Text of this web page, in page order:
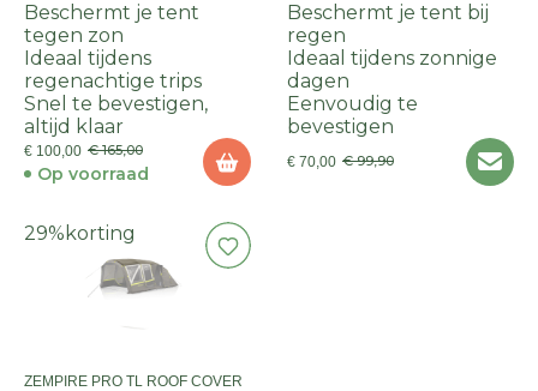
Beschermt je tent
tegen zon
Ideaal tijdens
regenachtige trips
Snel te bevestigen,
altijd klaar
€ 100,00 € 165,00
Op voorraad
Beschermt je tent bij
regen
Ideaal tijdens zonnige
dagen
Eenvoudig te
bevestigen
€ 70,00 € 99,90
29% korting
ZEMPIRE PRO TL ROOF COVER